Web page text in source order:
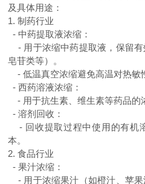
及具体用途：
1.制药行业
-中药提取液浓缩：
- 用于浓缩中药提取液，保留
皂苷类等）。
-低温真空浓缩避免高温对热敏
-西药溶液浓缩：
- 用于抗生素、维生素等药品的
-溶剂回收：
- 回收提取过程中使用的有机
本。
2.食品行业
-果汁浓缩：
- 用于浓缩果汁（如橙汁、苹